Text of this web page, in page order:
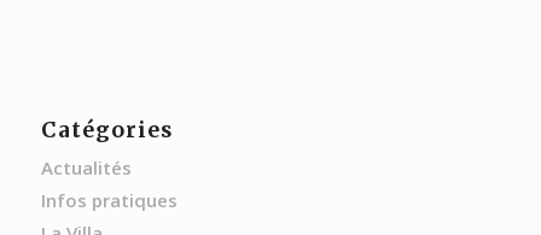
Catégories
Actualités
Infos pratiques